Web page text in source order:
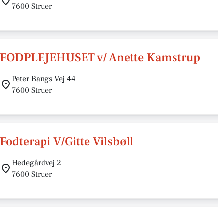
7600 Struer
FODPLEJEHUSET v/ Anette Kamstrup
Peter Bangs Vej 44
7600 Struer
Fodterapi V/Gitte Vilsbøll
Hedegårdvej 2
7600 Struer